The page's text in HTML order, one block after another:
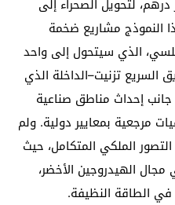
ضخمة تجاوزت 77 مليار درهم، لتحويل الصحراء إلى
مشاريع ضخمة
الذي سيتحول إلى واحد
السريع تزنيت–الداخلة الذي
إلى جانب إحداث مناطق صناعية
مرجعية بمعايير دولية. ولم
الملكي المتكامل، حيث
الهيدروجين الأخضر،
في الطاقة النظيفة.